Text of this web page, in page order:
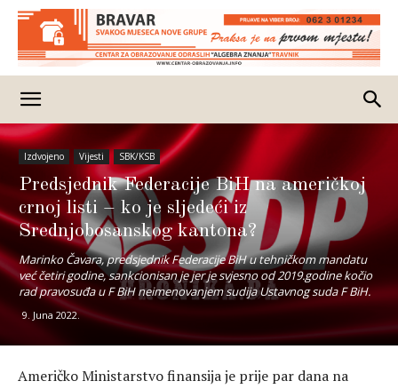
Izdvojeno Vijesti SBK/KSB
Predsjednik Federacije BiH na američkoj
crnoj listi – ko je sljedeći iz
Srednjobosanskog kantona?
Marinko Čavara, predsjednik Federacije BiH u tehničkom mandatu
već četiri godine, sankcionisan je jer je svjesno od 2019.godine kočio
rad pravosuđa u F BiH neimenovanjem sudija Ustavnog suda F BiH.
9. Juna 2022.
Američko Ministarstvo finansija je prije par dana na